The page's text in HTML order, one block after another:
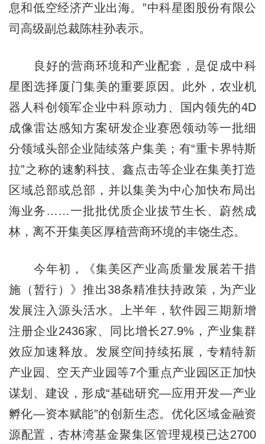
息和低空经济产业出海。”中科星图股份有限公
司高级副总裁陈桂孙表示。
良好的营商环境和产业配套，是促成中科
星图选择厦门集美的重要原因。此外，农业机
器人科创领军企业中科原动力、国内领先的4D
成像雷达感知方案研发企业赛恩领动等一批细
分领域头部企业陆续落户集美；有“重卡界特斯
拉”之称的速豹科技、鑫点击等企业在集美打造
区域总部或总部，并以集美为中心加快布局出
海业务……一批批优质企业拔节生长、蔚然成
林，离不开集美区厚植营商环境的丰饶生态。
今年初，《集美区产业高质量发展若干措
施（暂行）》推出38条精准扶持政策，为产业
发展注入源头活水。上半年，软件园三期新增
注册企业2436家、同比增长27.9%，产业集群
效应加速释放。发展空间持续拓展，专精特新
产业园、空天产业园等7个重点产业园区正加快
谋划、建设，形成“基础研究—应用开发—产业
孵化—资本赋能”的创新生态。优化区域金融资
源配置，杏林湾基金聚集区管理规模已达2700